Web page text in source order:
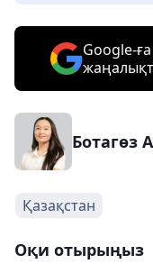
Google-
Ботагөз
Қазақстан
Оқи отырыңыз